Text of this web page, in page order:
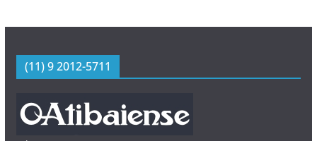
(11) 9 2012-5711